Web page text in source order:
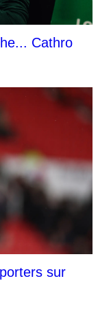
Cathro
sur